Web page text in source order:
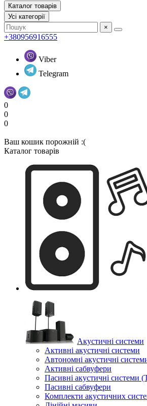
Каталог товарів
Усi категорії
×
+380956916555
Viber
Telegram
0
0
0
Ваш кошик порожній :(
Каталог товарів
Акустичні системи
Активні акустичні системи
Автономні акустичні
Активні сабвуфери
Пасивні акустичні системи
Пасивні сабвуфери
Комплекти акустичних